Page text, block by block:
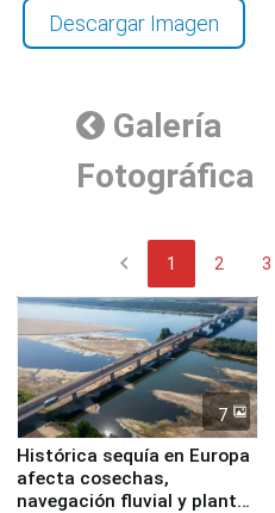
Descargar Imagen
Galería
Fotográfica
chevron_left 1 2 3
7
Histórica sequía en Europa
afecta cosechas,
navegación fluvial y plantas